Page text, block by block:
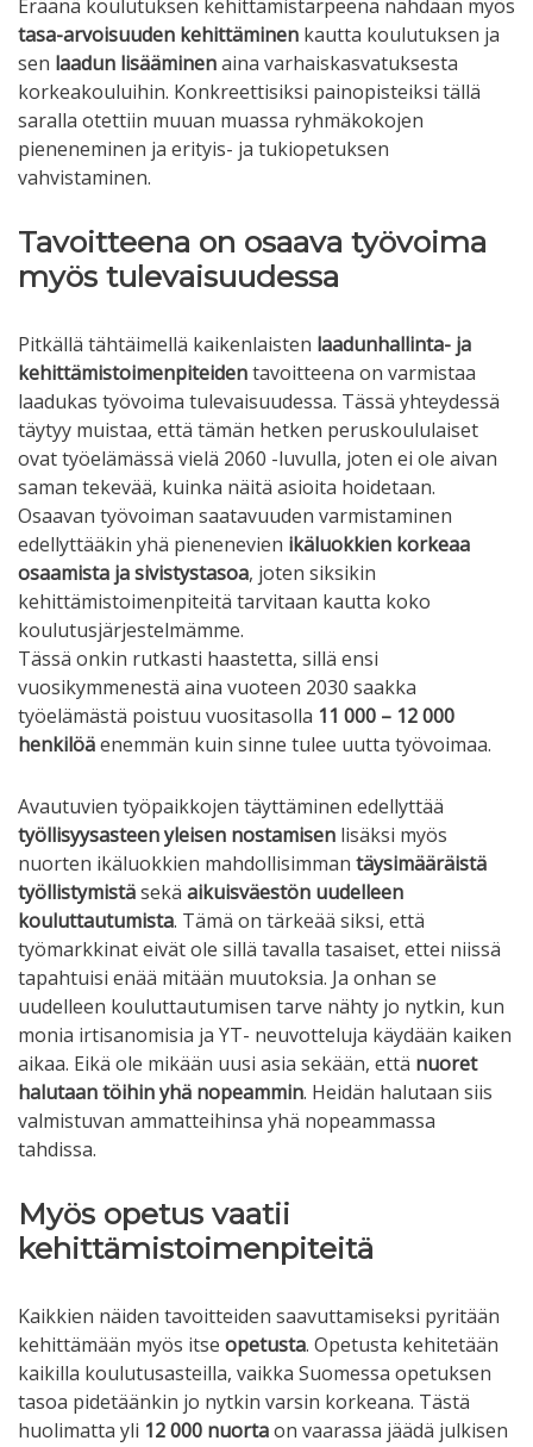
Eräänä koulutuksen kehittämistarpeena nähdään myös
tasa-arvoisuuden kehittäminen kautta koulutuksen ja
sen laadun lisääminenaina varhaiskasvatuksesta
korkeakouluihin. Konkreettisiksi painopisteiksi tällä
saralla otettiin muuan muassa ryhmäkokojen
pieneneminen ja erityis- ja tukiopetuksen
vahvistaminen.
Tavoitteena on osaava työvoima
myös tulevaisuudessa
Pitkällä tähtäimellä kaikenlaisten laadunhallinta- ja
kehittämistoimenpiteidentavoitteena on varmistaa
laadukas työvoima tulevaisuudessa. Tässä yhteydessä
täytyy muistaa, että tämän hetken peruskoululaiset
ovat työelämässä vielä 2060 -luvulla, joten ei ole aivan
saman tekevää, kuinka näitä asioita hoidetaan.
Osaavan työvoiman saatavuuden varmistaminen
edellyttääkin yhä pienenevien ikäluokkien korkeaa
osaamista ja sivistystasoa, joten siksikin
kehittämistoimenpiteitä tarvitaan kautta koko
koulutusjärjestelmämme.
Tässä onkin rutkasti haastetta, sillä ensi
vuosikymmenestä aina vuoteen 2030 saakka
työelämästä poistuu vuositasolla 11 000 – 12 000
henkilöäenemmän kuin sinne tulee uutta työvoimaa.
Avautuvien työpaikkojen täyttäminen edellyttää
työllisyysasteen yleisen nostamisen lisäksi myös
nuorten ikäluokkien mahdollisimman täysimääräistä
työllistymistäsekä aikuisväestön uudelleen
kouluttautumista. Tämä on tärkeää siksi, että
työmarkkinat eivät ole sillä tavalla tasaiset, ettei niissä
tapahtuisi enää mitään muutoksia. Ja onhan se
uudelleen kouluttautumisen tarve nähty jo nytkin, kun
monia irtisanomisia ja YT- neuvotteluja käydään kaiken
aikaa. Eikä ole mikään uusi asia sekään, että nuoret
halutaan töihin yhä nopeammin. Heidän halutaan siis
valmistuvan ammatteihinsa yhä nopeammassa
tahdissa.
Myös opetus vaatii
kehittämistoimenpiteitä
Kaikkien näiden tavoitteiden saavuttamiseksi pyritään
kehittämään myös itse opetusta. Opetusta kehitetään
kaikilla koulutusasteilla, vaikka Suomessa opetuksen
tasoa pidetäänkin jo nytkin varsin korkeana. Tästä
huolimatta yli 12 000 nuortaon vaarassa jäädä julkisen